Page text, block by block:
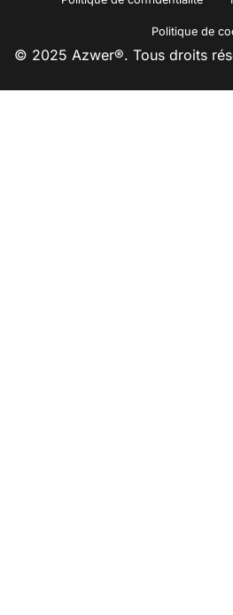
© 2025 Azwer®. Tous droits
Politique de